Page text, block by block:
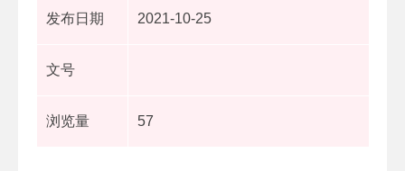
发布日期 2021-10-25
文号
浏览量 57